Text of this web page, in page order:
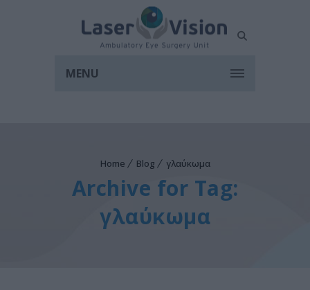
MENU
Home Blog γλαύκωμα
Archive for Tag:
γλαύκωμα